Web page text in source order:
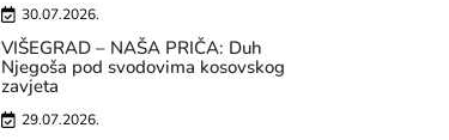
30.07.2026.
VIŠEGRAD – NAŠA PRIČA: Duh
Njegoša pod svodovima kosovskog
zavjeta
29.07.2026.